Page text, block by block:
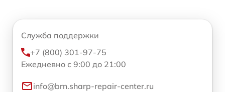
Служба поддержки
+7 (800) 301-97-75
Ежедневно с 9:00 до 21:00
info@brn.sharp-repair-center.ru